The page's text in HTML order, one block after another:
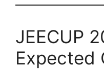
JEECUP
Expected